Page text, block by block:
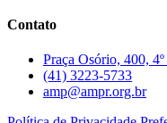
Contato
Praça Osório, 400,
(41) 3223-5733
amp@ampr.org.br